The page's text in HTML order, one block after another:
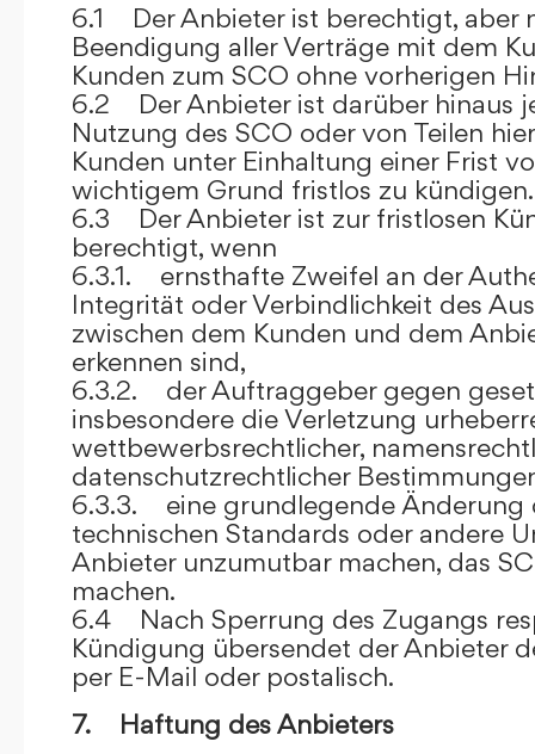
6.1 Der Anbieter ist berechtigt, aber
Beendigung aller Verträge mit dem
Kunden zum SCO ohne vorherigen
6.2 Der Anbieter ist darüber hinaus
Nutzung des SCO oder von Teilen
Kunden unter Einhaltung einer Frist
wichtigem Grund fristlos zu kündigen.
6.3 Der Anbieter ist zur fristlosen
berechtigt, wenn
6.3.1. ernsthafte Zweifel an der
Integrität oder Verbindlichkeit des
zwischen dem Kunden und dem
erkennen sind,
6.3.2. der Auftraggeber gegen
insbesondere die Verletzung
wettbewerbsrechtlicher,
datenschutzrechtlicher
6.3.3. eine grundlegende Änderung
technischen Standards oder andere
Anbieter unzumutbar machen, das
machen.
6.4 Nach Sperrung des Zugangs
Kündigung übersendet der Anbieter
per E-Mail oder postalisch.
7. Haftung des Anbieters